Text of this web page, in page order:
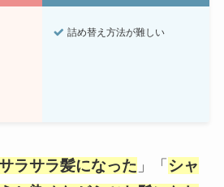
詰め替え方法が難しい
ラサラ髪になった 」「 シャ